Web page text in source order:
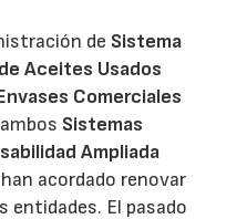
de Sistema
Aceites Usados
Comerciales
Sistemas
Ampliada
acordado renovar
entidades. El pasado